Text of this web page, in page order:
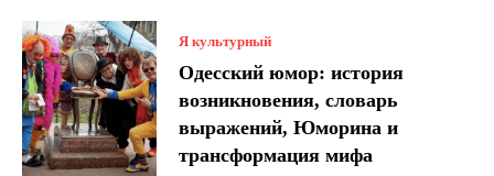
Я культурный
Одесский юмор: история
возникновения, словарь
выражений, Юморина и
трансформация мифа